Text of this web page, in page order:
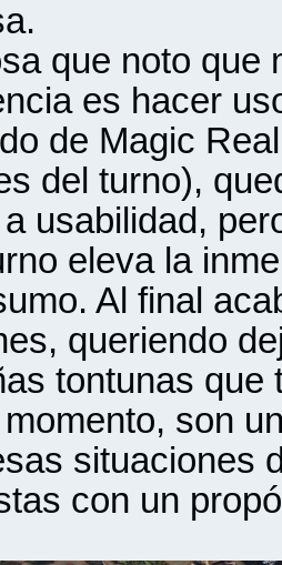
que noto que
es hacer
de Magic
del turno),
usabilidad,
eleva la
Al final
queriendo
tontunas que
son
situaciones
con un